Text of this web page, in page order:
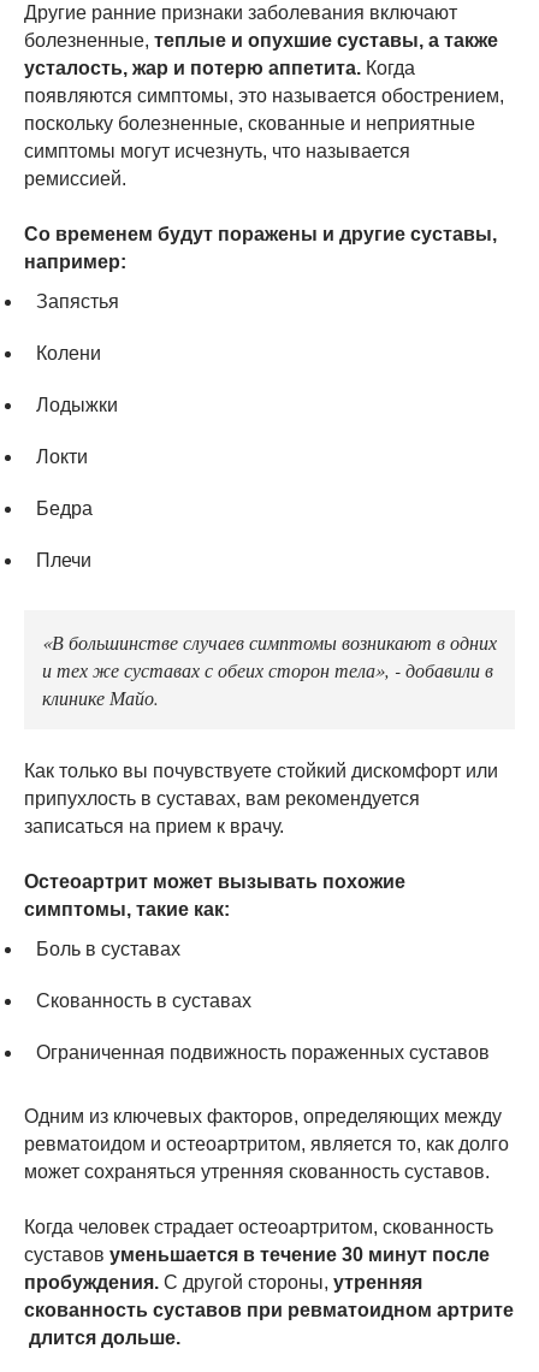
Другие ранние признаки заболевания включают
болезненные, теплые и опухшие суставы, а также
усталость, жар и потерю аппетита. Когда
появляются симптомы, это называется обострением,
поскольку болезненные, скованные и неприятные
симптомы могут исчезнуть, что называется
ремиссией.
Со временем будут поражены и другие суставы,
например:
Запястья
Колени
Лодыжки
Локти
Бедра
Плечи
«В большинстве случаев симптомы возникают в одних
и тех же суставах с обеих сторон тела», - добавили в
клинике Майо.
Как только вы почувствуете стойкий дискомфорт или
припухлость в суставах, вам рекомендуется
записаться на прием к врачу.
Остеоартрит может вызывать похожие
симптомы, такие как:
Боль в суставах
Скованность в суставах
Ограниченная подвижность пораженных суставов
Одним из ключевых факторов, определяющих между
ревматоидом и остеоартритом, является то, как долго
может сохраняться утренняя скованность суставов.
Когда человек страдает остеоартритом, скованность
суставов уменьшается в течение 30 минут после
пробуждения. С другой стороны, утренняя
скованность суставов при ревматоидном артрите
длится дольше.